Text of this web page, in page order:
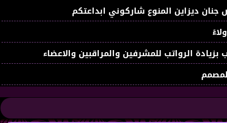
ديزاين المنوع شاركوني ابداعتكم
بزيادة الرواتب للمشرفين والمراقبين والاعضاء